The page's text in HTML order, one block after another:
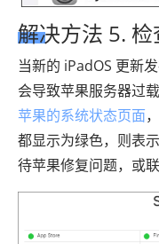
解决方法 5.
当新的 iPadOS 更新
会导致苹果服务器过
苹果的系统状态页面
都显示为绿色，则表
待苹果修复问题，或